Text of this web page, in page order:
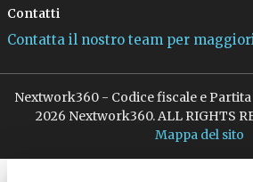
Contatti
Contatta il nostro team per
Nextwork360 - Codice fiscale e
2026 Nextwork360. ALL RIGHTS
Mappa del sito